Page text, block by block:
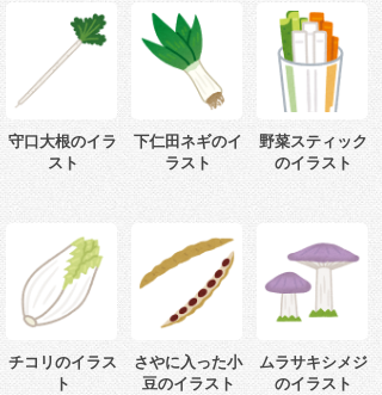
守口大根のイラ
スト
下仁田ネギのイ
ラスト
野菜スティック
のイラスト
チコリのイラス
ト
さやに入った小
豆のイラスト
ムラサキシメジ
のイラスト